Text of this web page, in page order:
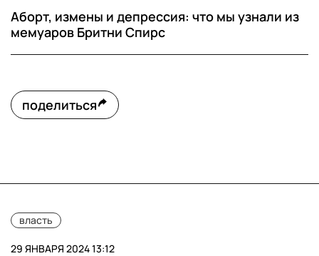
Аборт, измены и депрессия: что мы узнали из
мемуаров Бритни Спирс
поделиться
власть
29 ЯНВАРЯ 2024 13:12